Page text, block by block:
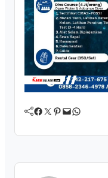
Facebook Twitter Pinterest Mail WhatsApp